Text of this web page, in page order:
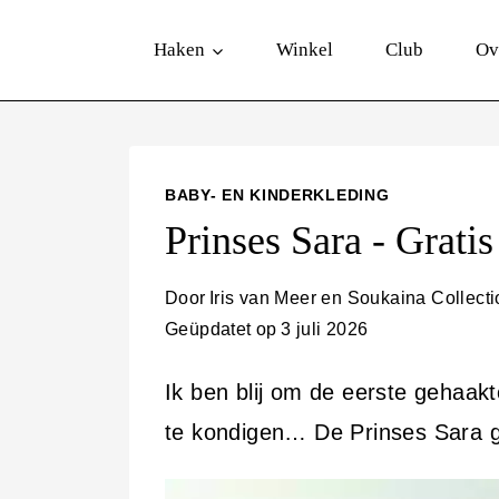
o
Haken Winkel Club
BABY- EN KINDERKLEDING
Prinses Sara -
Door Iris van Meer en Soukaina
Geüpdatet op 3 juli 2026
Ik ben blij om de eerste
te kondigen… De Prinses Sara